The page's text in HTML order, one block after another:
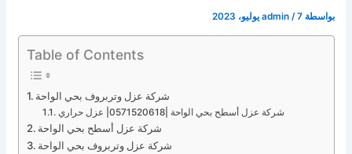
بواسطة admin /7 يوليو، 2023
Table of Contents
شركة عزل وتربروف بحي الواحة
شركة عزل أسطح بحي الواحة |0571520618| عزل حراري
شركة عزل أسطح بحي الواحة
شركة عزل وتربروف بحي الواحة